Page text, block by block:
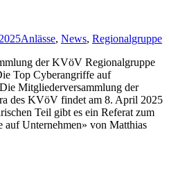
Anlässe, News, Regionalgruppe
der KVöV Regionalgruppe
Top Cyberangriffe auf
Mitgliederversammlung der
des KVöV findet am 8. April 2025
Teil gibt es ein Referat zum
Unternehmen» von Matthias